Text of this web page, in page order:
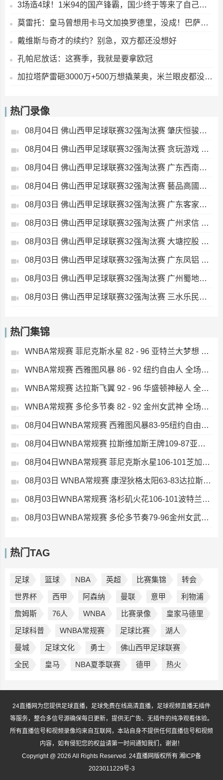
3场造4球！1米94的国产锋霸，国少终于等来了自己的“哈兰德”？
莫雷托：皇马曾想用卡马文加换罗德里，没成！巴萨却快签下了
戴维斯与奇才的续约？别急，双方都还没想好
孔帕尼放话：这赛季，我就是要拿欧冠
加拉塔萨雷砸3000万+500万想撬莱奥，米兰眼皮都没抬：5000万，少一分不谈
热门录像
08月04日 佛山西甲足球联赛32强淘汰赛 肇庆恒骏成 VS 三七互娱 全场录像
08月04日 佛山西甲足球联赛32强淘汰赛 贪玩游戏 VS 美的薪火 全场录像
08月04日 佛山西甲足球联赛32强淘汰赛 广东西南建设 VS 香港圣徒 全场录像
08月04日 佛山西甲足球联赛32强淘汰赛 藝品高國際 VS 湛江狂狼·粵辉能源 全场录像
08月03日 佛山西甲足球联赛32强淘汰赛 广东客家青年 VS 广州英华思力U17 全场录像
08月03日 佛山西甲足球联赛32强淘汰赛 广州求信 VS 顺德新青年 全场录像
08月03日 佛山西甲足球联赛32强淘汰赛 大塘控股 VS 茂名市点都得 全场录像
08月03日 佛山西甲足球联赛32强淘汰赛 广东凤铝 VS 湛江八部科技 全场录像
08月03日 佛山西甲足球联赛32强淘汰赛 广州蜀地红 VS 广州戴拿模 全场录像
08月03日 佛山西甲足球联赛32强淘汰赛 三水乐民兴健力宝 VS 中国澳门澳科精英 全场录像
热门集锦
WNBA常规赛 菲尼克斯水星 82 - 96 亚特兰大梦想 全场集锦
WNBA常规赛 西雅图风暴 86 - 92 纽约自由人 全场集锦
WNBA常规赛 达拉斯飞翼 92 - 96 华盛顿神秘人 全场集锦
WNBA常规赛 多伦多节奏 82 - 92 金州女武神 全场集锦
08月04日WNBA常规赛 西雅图风暴83-95纽约自由人 全场集锦
08月04日WNBA常规赛 拉斯维加斯王牌109-87亚特兰大梦想 全场集锦
08月04日WNBA常规赛 菲尼克斯水星106-101芝加哥天空 全场集锦
08月03日 WNBA常规赛 康涅狄格太阳63-83达拉斯飞翼 全场集锦
08月03日WNBA常规赛 洛杉矶火花106-101波特兰火焰 全场集锦
08月03日WNBA常规赛 多伦多节奏79-96金州女武神 全场集锦
热门TAG
足球 篮球 NBA 英超 比赛集锦
转会
世界杯
西甲 阿森纳 曼联 意甲
利物浦
詹姆斯
76人 WNBA 比赛录像
皇家马德里
足球科普
WNBA常规赛 足球比赛
湖人
曼城
足球文化 勇士
佛山西甲足球联赛
全民
皇马 NBA夏季联赛 德甲 热火
24直播网为您提供足球直播，足球免费在线高清直播，足球视频直播无插件
等服务，整合多信号源确保每日更新，提供无广告、无插件的纯净观看体验。
所有直播信号和视频录像均来自互联网，本站自身不提供任何直播信号和视频
内容，如有侵犯您的权益请第一时间通知我们，谢谢！
Copyright @ 2026 All Rights Reserved. 24直播网版权所有 湘ICP备
2023011229号-3